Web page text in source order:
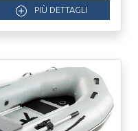
PIÙ DETTAGLI